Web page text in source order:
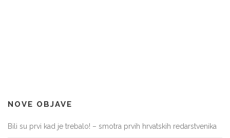
NOVE OBJAVE
Bili su prvi kad je trebalo! – smotra prvih hrvatskih redarstvenika